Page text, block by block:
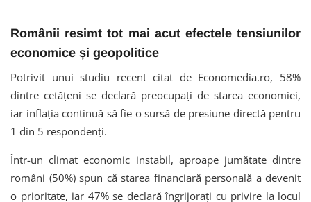
Românii resimt tot mai acut efectele tensiunilor
economice și geopolitice
Potrivit unui studiu recent citat de Economedia.ro, 58%
dintre cetățeni se declară preocupați de starea economiei,
iar inflația continuă să fie o sursă de presiune directă pentru
1 din 5 respondenți.
Într-un climat economic instabil, aproape jumătate dintre
români (50%) spun că starea financiară personală a devenit
o prioritate, iar 47% se declară îngrijorați cu privire la locul